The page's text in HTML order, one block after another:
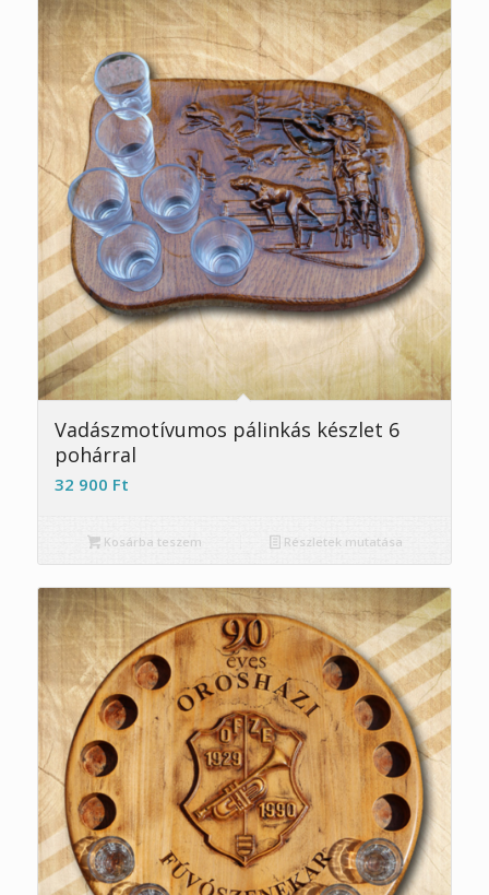
5.00
Vadászmotívumos pálinkás készlet 6
pohárral
32 900 Ft
Kosárba teszem Részletek mutatása